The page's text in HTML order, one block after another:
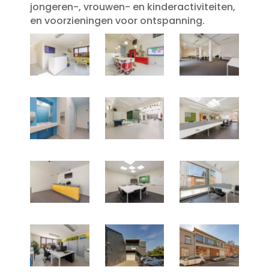
jongeren-, vrouwen- en kinderactiviteiten,
en voorzieningen voor ontspanning.